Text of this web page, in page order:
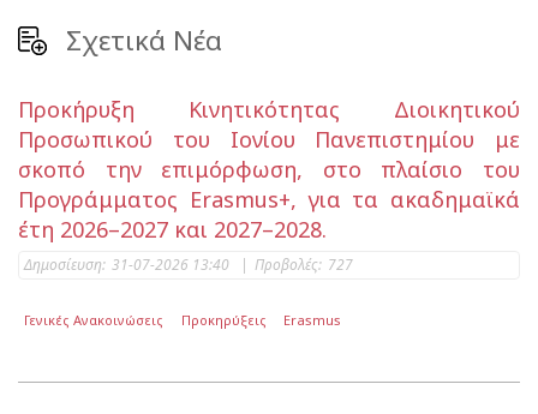
Σχετικά Νέα
Προκήρυξη Κινητικότητας Διοικητικού
Προσωπικού του Ιονίου Πανεπιστημίου με
σκοπό την επιμόρφωση, στο πλαίσιο του
Προγράμματος Erasmus+, για τα ακαδημαϊκά
έτη 2026–2027 και 2027–2028.
Δημοσίευση: 31-07-2026 13:40 | Προβολές: 727
Γενικές Ανακοινώσεις Προκηρύξεις Erasmus